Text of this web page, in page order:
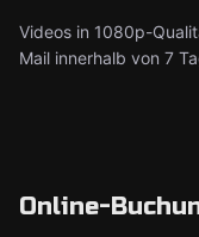
Videos in 1080p-
Mail innerhalb von 7
Online-